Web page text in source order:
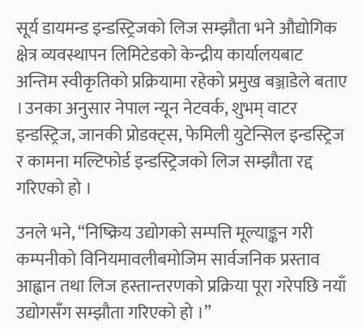
सूर्य डायमन्ड इन्डस्ट्रिजको लिज सम्झौता भने औद्योगिक
क्षेत्र व्यवस्थापन लिमिटेडको केन्द्रीय कार्यालयबाट
अन्तिम स्वीकृतिको प्रक्रियामा रहेको प्रमुख बञ्जाडेले बताए
। उनका अनुसार नेपाल न्यून नेटवर्क, शुभम् वाटर
इन्डस्ट्रिज, जानकी प्रोडक्ट्स, फेमिली युटेन्सिल इन्डस्ट्रिज
र कामना मल्टिफोर्ड इन्डस्ट्रिजको लिज सम्झौता रद्द
गरिएको हो ।
उनले भने, “निष्क्रिय उद्योगको सम्पत्ति मूल्याङ्कन गरी
कम्पनीको विनियमावलीबमोजिम सार्वजनिक प्रस्ताव
आह्वान तथा लिज हस्तान्तरणको प्रक्रिया पूरा गरेपछि नयाँ
उद्योगसँग सम्झौता गरिएको हो ।”